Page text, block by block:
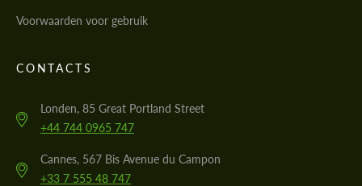
Voorwaarden voor gebruik
CONTACTS
Londen, 85 Great Portland Street
+44 744 0965 747
Cannes, 567 Bis Avenue du Campon
+33 7 555 48 747